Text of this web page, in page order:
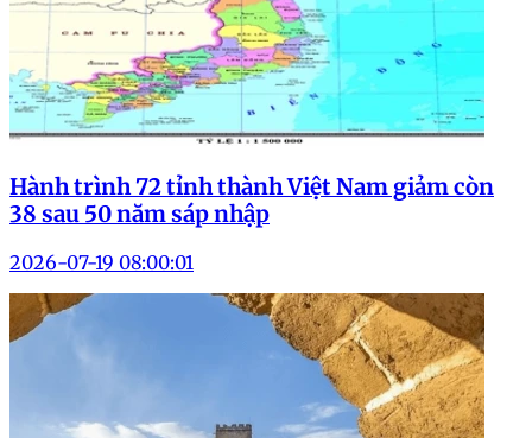
Hành trình 72 tỉnh thành Việt Nam giảm còn
38 sau 50 năm sáp nhập
2026-07-19 08:00:01